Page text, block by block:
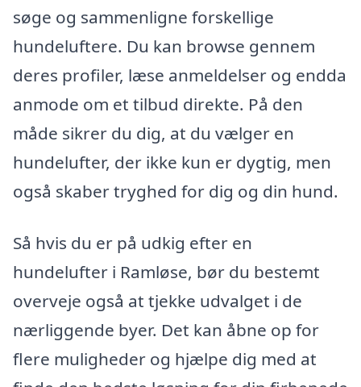
søge og sammenligne forskellige
hundeluftere. Du kan browse gennem
deres profiler, læse anmeldelser og endda
anmode om et tilbud direkte. På den
måde sikrer du dig, at du vælger en
hundelufter, der ikke kun er dygtig, men
også skaber tryghed for dig og din hund.
Så hvis du er på udkig efter en
hundelufter i Ramløse, bør du bestemt
overveje også at tjekke udvalget i de
nærliggende byer. Det kan åbne op for
flere muligheder og hjælpe dig med at